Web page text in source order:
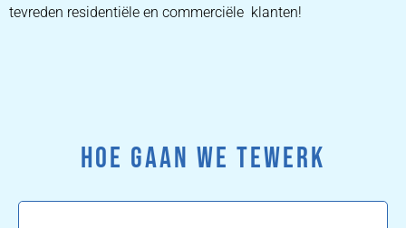
tevreden residentiële en commerciële klanten!
HOE GAAN WE TEWERK